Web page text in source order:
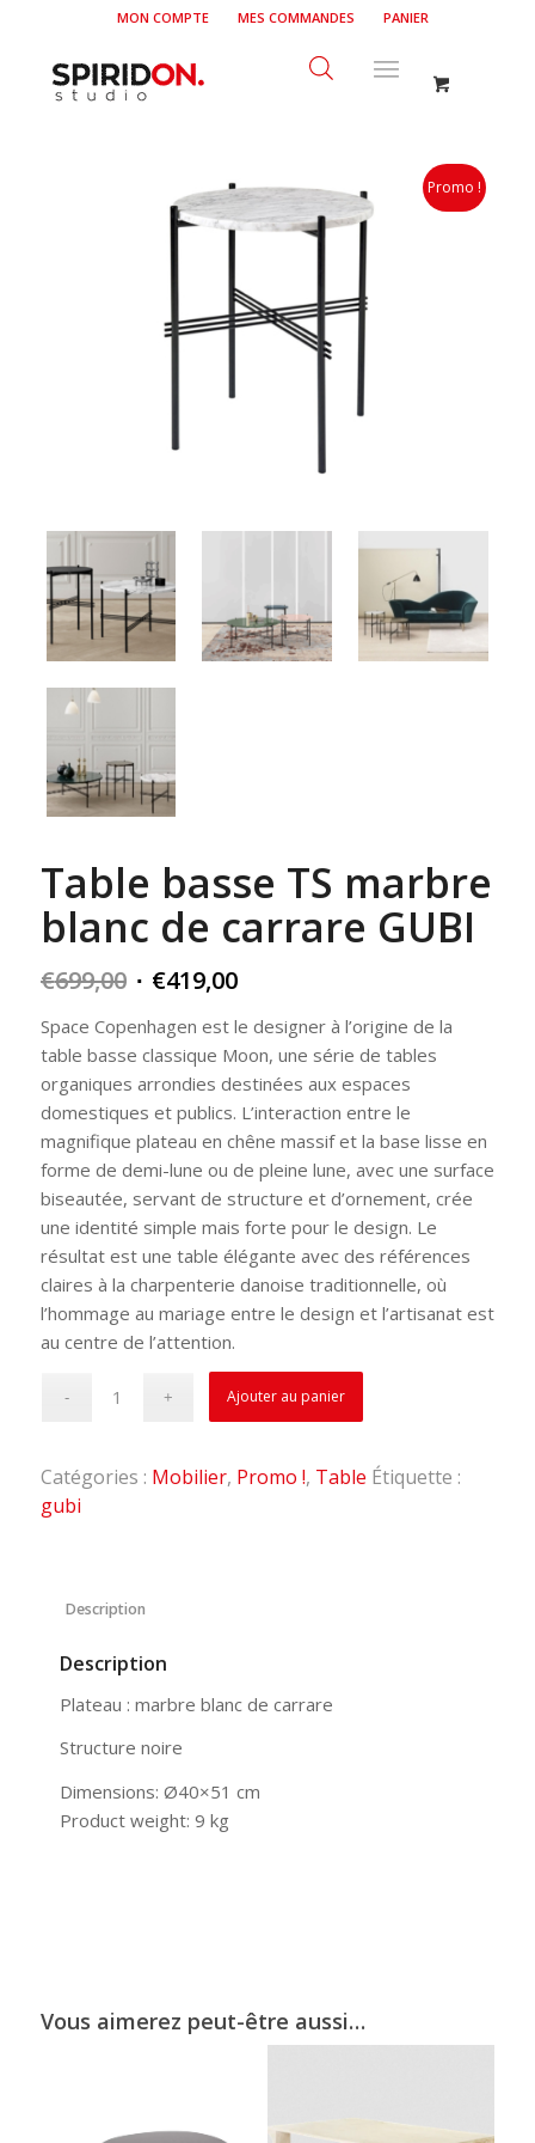
MON COMPTE MES COMMANDES PANIER
Promo !
Table basse TS marbre
blanc de carrare GUBI
€699,00 Original
was:
€699,00.
€419,00Current
is:
€419,00.
Space Copenhagen est le designer à l’origine de la
table basse classique Moon, une série de tables
organiques arrondies destinées aux espaces
domestiques et publics. L’interaction entre le
magnifique plateau en chêne massif et la base lisse en
forme de demi-lune ou de pleine lune, avec une surface
biseautée, servant de structure et d’ornement, crée
une identité simple mais forte pour le design. Le
résultat est une table élégante avec des références
claires à la charpenterie danoise traditionnelle, où
l’hommage au mariage entre le design et l’artisanat est
au centre de l’attention.
Ajouter au panier
Catégories : Mobilier, Promo !, Table Étiquette :
gubi
Description
Description
Plateau : marbre blanc de carrare
Structure noire
Dimensions: Ø40×51 cm
Product weight: 9 kg
Vous aimerez peut-être aussi…